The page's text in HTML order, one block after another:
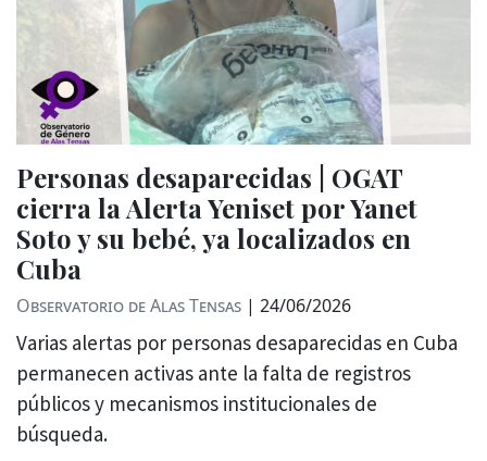
Personas desaparecidas | OGAT
cierra la Alerta Yeniset por Yanet
Soto y su bebé, ya localizados en
Cuba
Observatorio de Alas Tensas | 24/06/2026
Varias alertas por personas desaparecidas en Cuba
permanecen activas ante la falta de registros
públicos y mecanismos institucionales de
búsqueda.